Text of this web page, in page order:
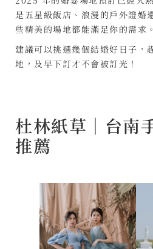
是五星級飯店、浪漫的戶外證婚
些精美的場地都能滿足你的需求。
建議可以挑選幾個結婚好日子，
地，及早下訂才不會被訂光！
杜林紙草｜台南
推薦